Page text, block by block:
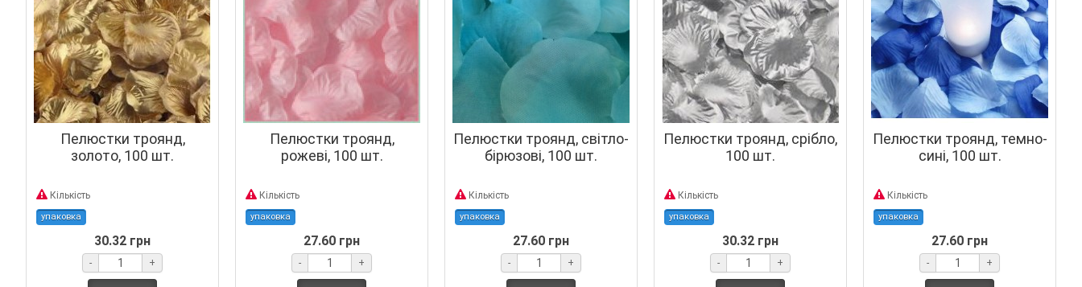
Пелюстки троянд,
золото, 100 шт.
Кількість
упаковка
30.32 грн
- +
Пелюстки троянд,
рожеві, 100 шт.
Кількість
упаковка
27.60 грн
- +
Пелюстки троянд, світло-
бірюзові, 100 шт.
Кількість
упаковка
27.60 грн
- +
Пелюстки троянд, срібло,
100 шт.
Кількість
упаковка
30.32 грн
- +
Пелюстки троянд, темно-
сині, 100 шт.
Кількість
упаковка
27.60 грн
- +